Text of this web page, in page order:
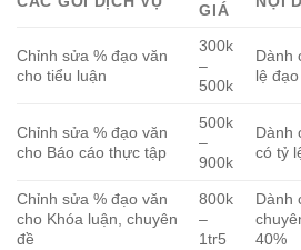
GIÁ
Chỉnh sửa % đạo văn
cho tiểu luận
300k
–
500k
Dành
lệ
Chỉnh sửa % đạo văn
cho Báo cáo thực tập
500k
–
900k
Dành
có tỷ
Chỉnh sửa % đạo văn
cho Khóa luận, chuyên
đề
800k
–
1tr5
Dành
40%